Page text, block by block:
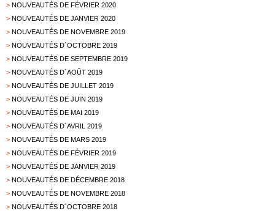
> NOUVEAUTÉS DE FÉVRIER 2020
> NOUVEAUTÉS DE JANVIER 2020
> NOUVEAUTÉS DE NOVEMBRE 2019
> NOUVEAUTÉS D´OCTOBRE 2019
> NOUVEAUTÉS DE SEPTEMBRE 2019
> NOUVEAUTÉS D´AOÛT 2019
> NOUVEAUTÉS DE JUILLET 2019
> NOUVEAUTÉS DE JUIN 2019
> NOUVEAUTÉS DE MAI 2019
> NOUVEAUTÉS D´AVRIL 2019
> NOUVEAUTÉS DE MARS 2019
> NOUVEAUTÉS DE FÉVRIER 2019
> NOUVEAUTÉS DE JANVIER 2019
> NOUVEAUTÉS DE DÉCEMBRE 2018
> NOUVEAUTÉS DE NOVEMBRE 2018
> NOUVEAUTÉS D´OCTOBRE 2018